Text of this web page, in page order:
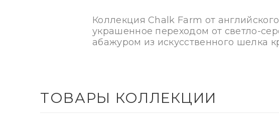
Коллекция Chalk Farm от
украшенное переходом от светло-
абажуром из искусственного шелка
ТОВАРЫ КОЛЛЕКЦИИ